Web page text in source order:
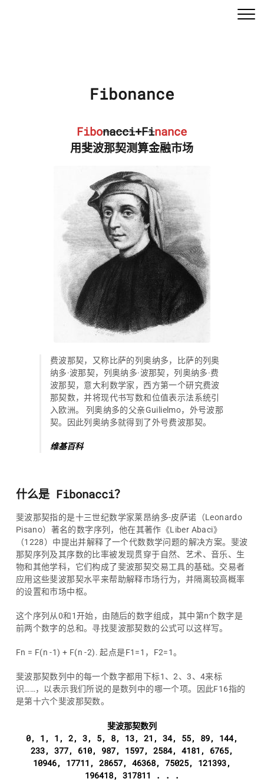
Fibonance
Fibonacci+Finance
用斐波那契测算金融市场
费波那契，又称比萨的列奥纳多，比萨的列奥
纳多·波那契，列奥纳多·波那契，列奥纳多·费
波那契，意大利数学家，西方第一个研究费波
那契数，并将现代书写数和位值表示法系统引
入欧洲。 列奥纳多的父亲Guilielmo，外号波那
契。因此列奥纳多就得到了外号费波那契。
维基百科
什么是 Fibonacci？
斐波那契指的是十三世纪数学家莱昂纳多-皮萨诺（Leonardo
Pisano）著名的数字序列，他在其著作《Liber Abaci》
（1228）中提出并解释了一个代数数学问题的解决方案。斐波
那契序列及其序数的比率被发现贯穿于自然、艺术、音乐、生
物和其他学科，它们构成了斐波那契交易工具的基础。交易者
应用这些斐波那契水平来帮助解释市场行为，并隔离较高概率
的设置和市场中枢。
这个序列从0和1开始，由随后的数字组成，其中第n个数字是
前两个数字的总和。寻找斐波那契数的公式可以这样写。
Fn = F(n -1) + F(n -2). 起点是F1=1，F2=1。
斐波那契数列中的每一个数字都用下标1、2、3、4来标
识……，以表示我们所说的是数列中的哪一个项。因此F16指的
是第十六个斐波那契数。
斐波那契数列
0, 1, 1, 2, 3, 5, 8, 13, 21, 34, 55, 89, 144,
233, 377, 610, 987, 1597, 2584, 4181, 6765,
10946, 17711, 28657, 46368, 75025, 121393,
196418, 317811 . . .